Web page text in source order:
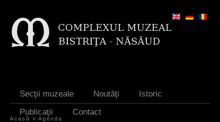
Secţii muzeale Noutăţi
Istoric
Publicaţii
Contact
Acasă » Agenda